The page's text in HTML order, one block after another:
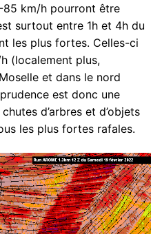
km/h pourront être
surtout entre 1h et 4h du
les plus fortes. Celles-ci
(localement plus,
et dans le nord
est donc une
d’arbres et d’objets
les plus fortes rafales.